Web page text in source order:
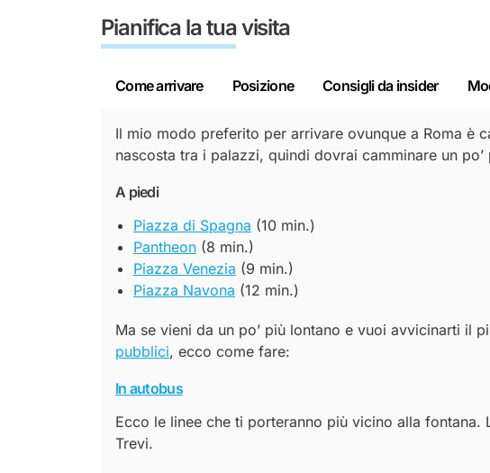
Pianifica la tua visita
Come arrivare Posizione Consigli da insider
Il mio modo preferito per arrivare ovunque a Roma è
nascosta tra i palazzi, quindi dovrai camminare un
A piedi
Piazza di Spagna (10 min.)
Pantheon (8 min.)
Piazza Venezia (9 min.)
Piazza Navona (12 min.)
Ma se vieni da un po’ più lontano e vuoi avvicinarti il
pubblici, ecco come fare:
In autobus
Ecco le linee che ti porteranno più vicino alla fontana.
Trevi.